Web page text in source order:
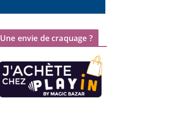
Une envie de craquage ?